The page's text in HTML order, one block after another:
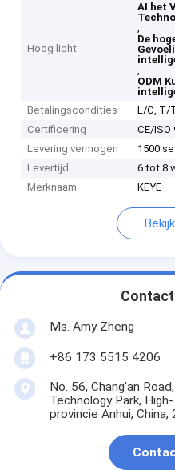
Hoog licht
AI het
,
De
,
ODM
Betalingscondities
L/C, T/
Certificering
CE/ISO
Levering vermogen
1500
Levertijd
6 tot 8
Merknaam
KEYE
Ms. Amy Zheng
+86 173 5515 4206
No. 56, Chang'an
Technology Park,
provincie Anhui, China,